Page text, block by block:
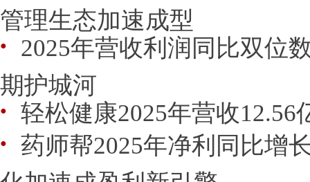
管理生态加速成型
● 2025年营收利润同比双位
期护城河
● 轻松健康2025年营收12.56
● 药师帮2025年净利同比增